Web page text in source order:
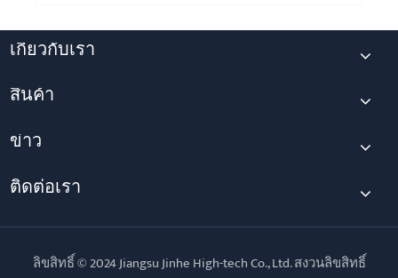
เกี่ยวกับเรา
สินค้า
ข่าว
ติดต่อเรา
ลิขสิทธิ์ © 2024 Jiangsu Jinhe High-tech Co., Ltd. สงวนลิขสิทธิ์